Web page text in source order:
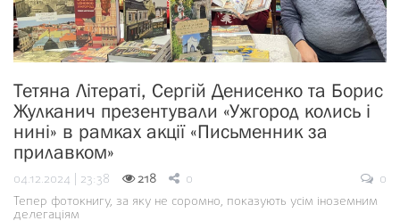
Тетяна Літераті, Сергій Денисенко та Борис
Жулканич презентували «Ужгород колись і
нині» в рамках акції «Письменник за
прилавком»
04.12.2024 | 23:38 218 0
0
Тепер фотокнигу, за яку не соромно, показують усім іноземним
делегаціям